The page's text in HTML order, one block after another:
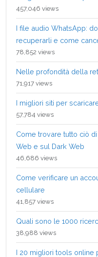
457,046 views
I file audio WhatsApp:
recuperarli e come
78,852 views
Nelle profondità della
71,917 views
I migliori siti per
57,784 views
Come trovare tutto ciò
Web e sul Dark Web
46,686 views
Come verificare un
cellulare
41,857 views
Quali sono le 1000
38,988 views
I 20 migliori tools online